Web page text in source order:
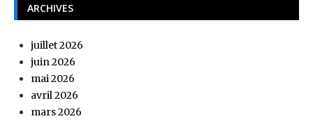
ARCHIVES
juillet 2026
juin 2026
mai 2026
avril 2026
mars 2026